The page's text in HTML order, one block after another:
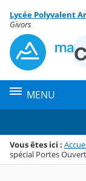
Menu de la
Contenu
Lycée Polyvalent
Givors
MENU
Vous êtes ici :
spécial Portes